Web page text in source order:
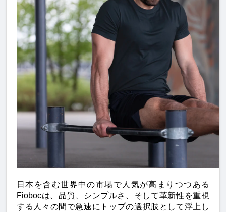
日本を含む世界中の市場で人気が高まりつつある
Fiobocは、品質、シンプルさ、そして革新性を重視
する人々の間で急速にトップの選択肢として浮上し